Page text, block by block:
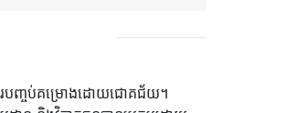
ារបញ្ចប់គម្រោងដោយជោគជ័យ។